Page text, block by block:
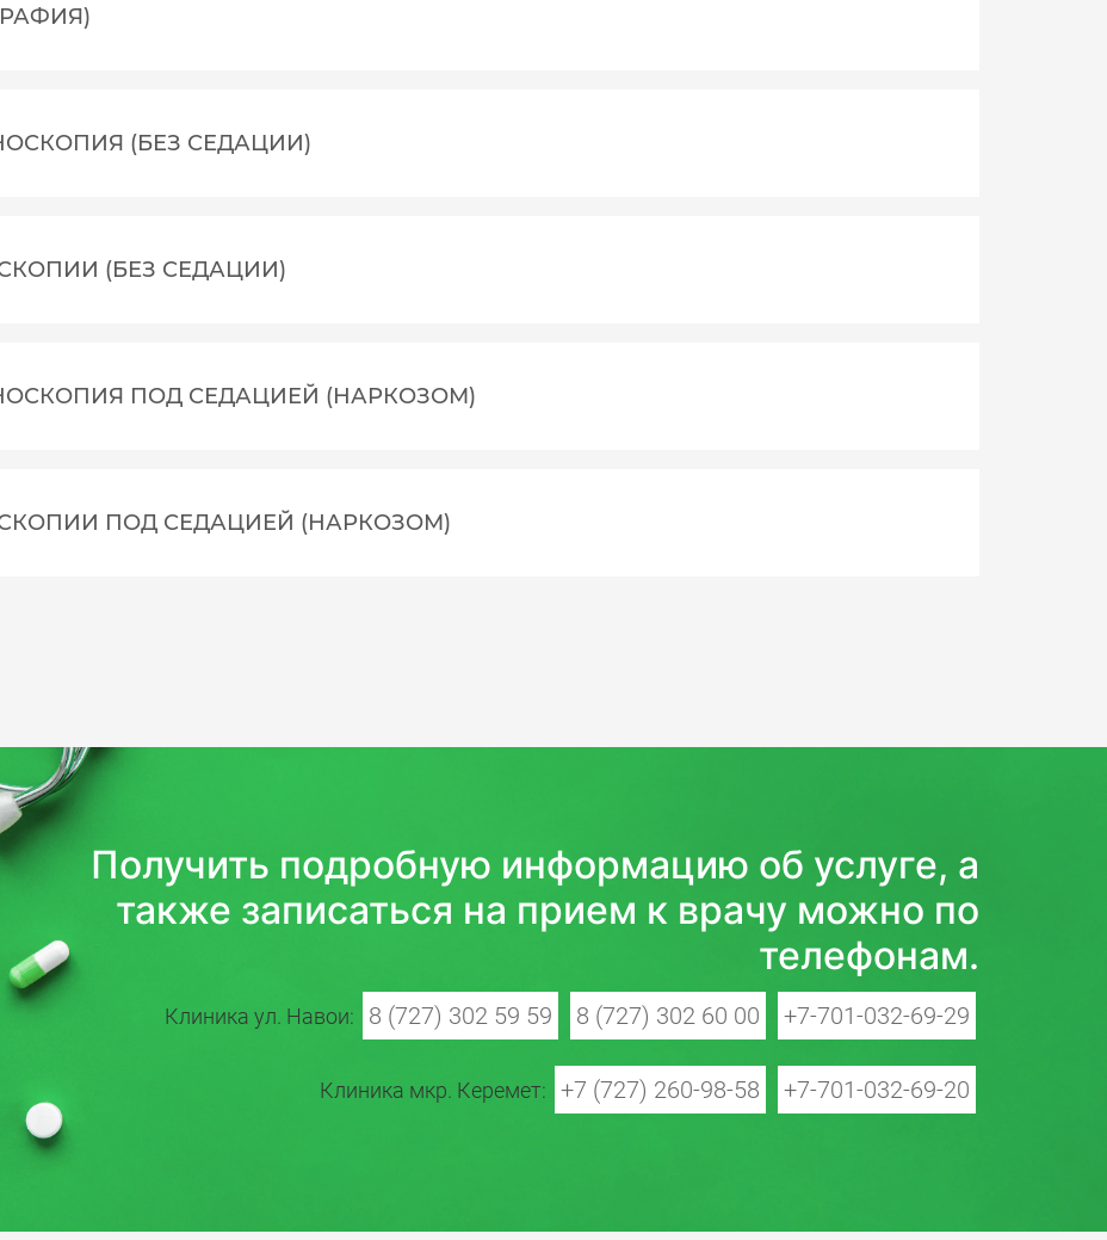
(БЕЗ СЕДАЦИИ)
(БЕЗ СЕДАЦИИ)
ПОД СЕДАЦИЕЙ (НАРКОЗОМ)
ПОД СЕДАЦИЕЙ (НАРКОЗОМ)
Получить подробную информацию об услуге, а
также записаться на прием к врачу можно по
телефонам.
Клиника ул. Навои: 8 (727) 302 59 59 8 (727) 302 60 00 +7-701-032-69-29
Клиника мкр. Керемет: +7 (727) 260-98-58 +7-701-032-69-20